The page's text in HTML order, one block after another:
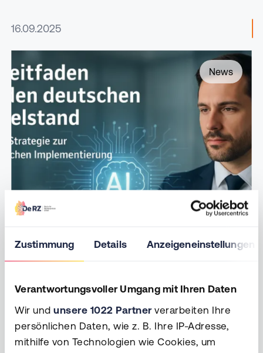
Zustimmung Details Anzeigeneinstellungen
Verantwortungsvoller Umgang mit Ihren Daten
Wir und unsere 1022 Partnerverarbeiten Ihre
persönlichen Daten, wie z. B. Ihre IP-Adresse,
mithilfe von Technologien wie Cookies, um
16.09.2025
News
Künstliche Intelligenz im
Mittelstand: Leitfaden für
erfolgreiche KI-Implementierung